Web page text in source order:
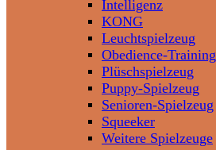
Intelligenz
KONG
Leuchtspielzeug
Obedience-Training
Plüschspielzeug
Puppy-Spielzeug
Senioren-Spielzeug
Squeeker
Weitere Spielzeuge